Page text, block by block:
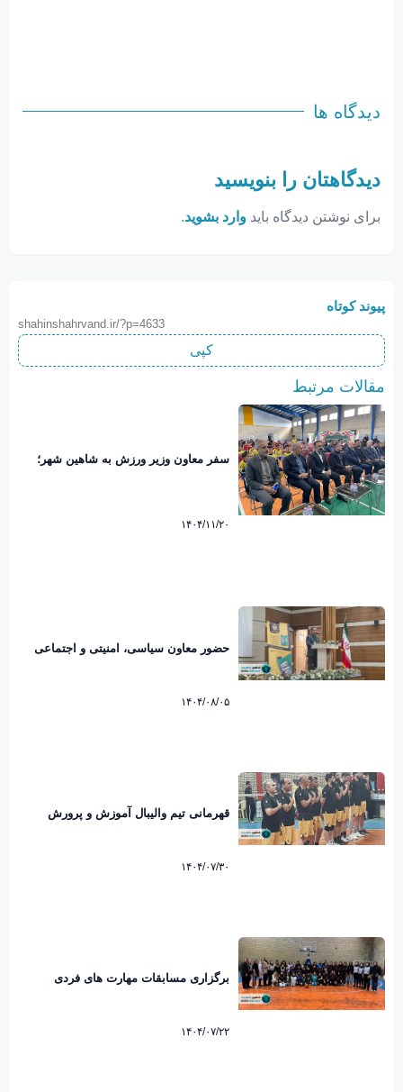
دیدگاه ها
دیدگاهتان را بنویسید
برای نوشتن دیدگاه باید وارد بشوید.
پیوند کوتاه
shahinshahrvand.ir/?p=4633
کپی
مقالات مرتبط
سفر معاون وزیر ورزش به شاهین‌ شهر؛
۱۴۰۴/۱۱/۲۰
حضور معاون سیاسی، امنیتی و اجتماعی
۱۴۰۴/۰۸/۰۵
قهرمانی تیم والیبال آموزش و پرورش
۱۴۰۴/۰۷/۳۰
برگزاری مسابقات مهارت های فردی
۱۴۰۴/۰۷/۲۲